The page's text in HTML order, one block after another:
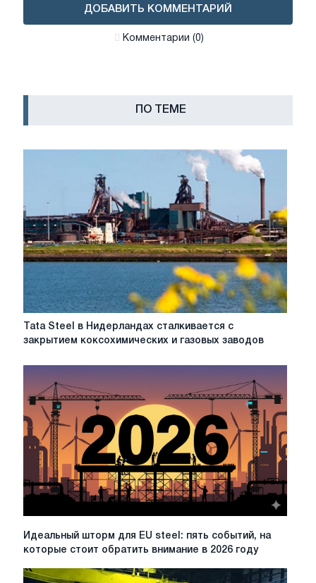
ДОБАВИТЬ КОММЕНТАРИЙ
Комментарии (0)
ПО ТЕМЕ
Tata
Нидерландах
сталкивается
с
закрытием
коксохимических
и
газовых
заводов
Tata Steel в Нидерландах сталкивается с
закрытием коксохимических и газовых заводов
Идеальный
EU
Идеальный шторм для EU steel: пять событий, на
которые стоит обратить внимание в 2026 году